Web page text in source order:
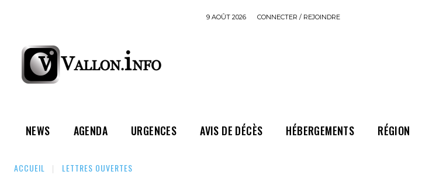
9 AOÛT 2026 CONNECTER / REJOINDRE
NEWS AGENDA URGENCES AVIS DE DÉCÈS HÉBERGEMENTS RÉGION
ACCUEIL LETTRES OUVERTES